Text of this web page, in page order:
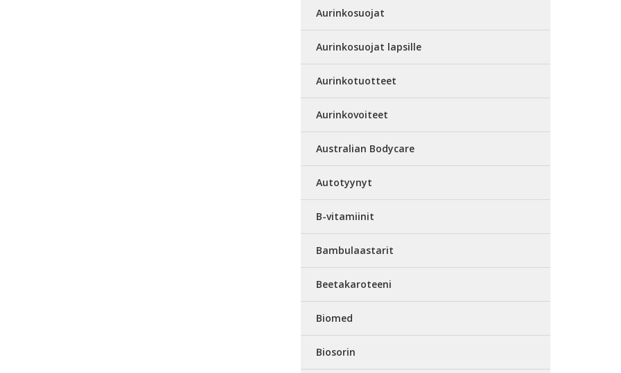
Aurinkosuojat
Aurinkosuojat lapsille
Aurinkotuotteet
Aurinkovoiteet
Australian Bodycare
Autotyynyt
B-vitamiinit
Bambulaastarit
Beetakaroteeni
Biomed
Biosorin